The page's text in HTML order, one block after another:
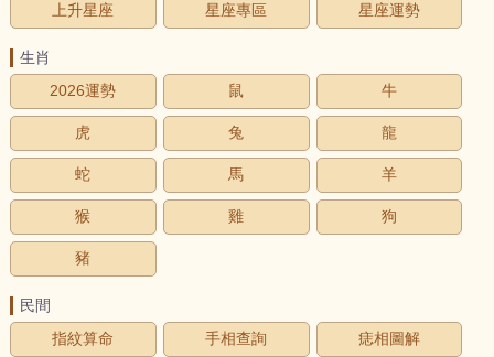
上升星座 星座專區 星座運勢
生肖
2026運勢
鼠 牛
虎 兔 龍
蛇 馬 羊
猴 雞 狗
豬
民間
指紋算命
手相查詢 痣相圖解